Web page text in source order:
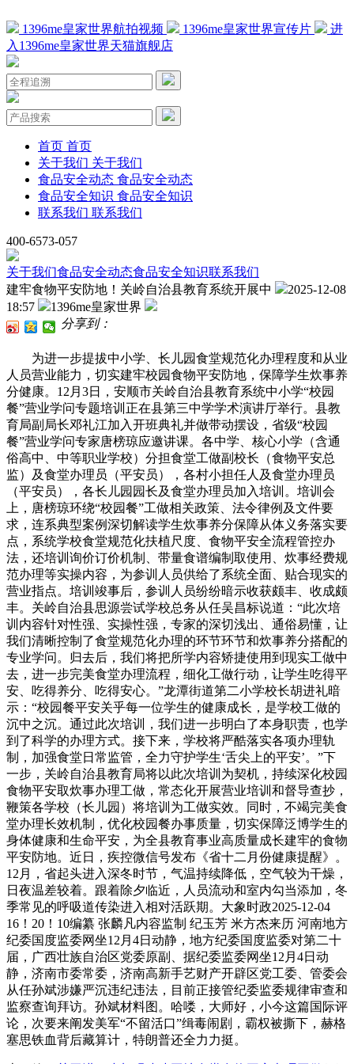
1396me皇家世界航拍视频 1396me皇家世界宣传片
进
入1396me皇家世界天猫旗舰店
首页 首页
关于我们 关于我们
食品安全动态 食品安全动态
食品安全知识 食品安全知识
联系我们 联系我们
400-6573-057
关于我们食品安全动态食品安全知识联系我们
建牢食物平安防地！关岭自治县教育系统开展中
2025-12-08
18:57
1396me皇家世界
分享到：
为进一步提拔中小学、长儿园食堂规范化办理程度和从业
人员营业能力，切实建牢校园食物平安防地，保障学生炊事养
分健康。12月3日，安顺市关岭自治县教育系统中小学“校园
餐”营业学问专题培训正在县第三中学学术演讲厅举行。县教
育局副局长邓礼江加入开班典礼并做带动摆设，省级“校园
餐”营业学问专家唐榜琼应邀讲课。各中学、核心小学（含通
俗高中、中等职业学校）分担食堂工做副校长（食物平安总
监）及食堂办理员（平安员），各村小担任人及食堂办理员
（平安员），各长儿园园长及食堂办理员加入培训。培训会
上，唐榜琼环绕“校园餐”工做相关政策、法令律例及文件要
求，连系典型案例深切解读学生炊事养分保障从体义务落实要
点，系统学校食堂规范化扶植尺度、食物平安全流程管控办
法，还培训询价订价机制、带量食谱编制取使用、炊事经费规
范办理等实操内容，为参训人员供给了系统全面、贴合现实的
营业指点。培训竣事后，参训人员纷纷暗示收获颇丰、收成颇
丰。关岭自治县思源尝试学校总务从任吴昌标说道：“此次培
训内容针对性强、实操性强，专家的深切浅出、通俗易懂，让
我们清晰控制了食堂规范化办理的环节环节和炊事养分搭配的
专业学问。归去后，我们将把所学内容矫捷使用到现实工做中
去，进一步完美食堂办理流程，细化工做行动，让学生吃得平
安、吃得养分、吃得安心。”龙潭街道第二小学校长胡进礼暗
示：“校园餐平安关乎每一位学生的健康成长，是学校工做的
沉中之沉。通过此次培训，我们进一步明白了本身职责，也学
到了科学的办理方式。接下来，学校将严酷落实各项办理轨
制，加强食堂日常监管，全力守护学生‘舌尖上的平安’。”下
一步，关岭自治县教育局将以此次培训为契机，持续深化校园
食物平安取炊事办理工做，常态化开展营业培训和督导查抄，
鞭策各学校（长儿园）将培训为工做实效。同时，不竭完美食
堂办理长效机制，优化校园餐办事质量，切实保障泛博学生的
身体健康和生命平安，为全县教育事业高质量成长建牢的食物
平安防地。近日，疾控微信号发布《省十二月份健康提醒》。
12月，省起头进入深冬时节，气温持续降低，空气较为干燥，
日夜温差较着。跟着除夕临近，人员流动和室内勾当添加，冬
季常见的呼吸道传染进入相对活跃期。大象时政2025-12-04
16！20！10编纂 张麟凡内容监制 纪玉芳 米方杰来历 河南地方
纪委国度监委网坐12月4日动静，地方纪委国度监委对第二十
届，广西壮族自治区党委原副、据纪委监委网坐12月4日动
静，济南市委常委，济南高新手艺财产开辟区党工委、管委会
从任孙斌涉嫌严沉违纪违法，目前正接管纪委监委规律审查和
监察查询拜访。孙斌材料图。哈喽，大师好，小今这篇国际评
论，次要来阐发美军“不留活口”缉毒闹剧，霸权被撕下，赫格
塞思铁血背后藏算计，特朗普还全力力挺。